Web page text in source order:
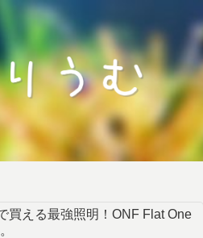
買える最強照明！ONF Flat One